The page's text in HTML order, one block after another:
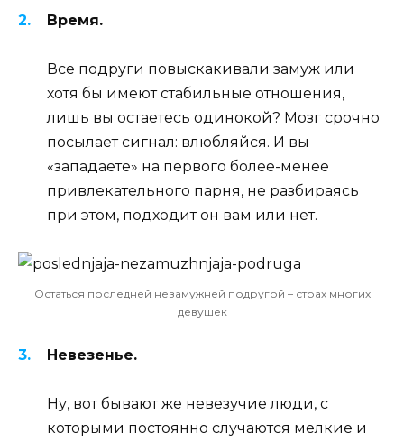
Время.
Все подруги повыскакивали замуж или
хотя бы имеют стабильные отношения,
лишь вы остаетесь одинокой? Мозг срочно
посылает сигнал: влюбляйся. И вы
«западаете» на первого более-менее
привлекательного парня, не разбираясь
при этом, подходит он вам или нет.
Остаться последней незамужней подругой – страх многих
девушек
Невезенье.
Ну, вот бывают же невезучие люди, с
которыми постоянно случаются мелкие и